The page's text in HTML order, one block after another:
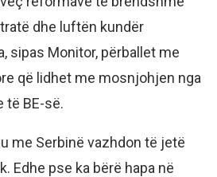
dhe luftën kundër
sipas Monitor, përballet me
që lidhet me mosnjohjen nga
të BE-së.
me Serbinë vazhdon të jetë
Edhe pse ka bërë hapa në